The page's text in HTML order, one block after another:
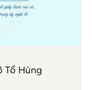
Tổ Hùng